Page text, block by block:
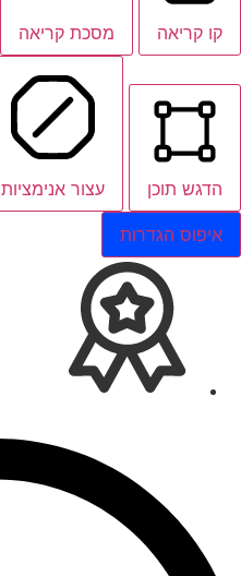
קו קריאה מסכת קריאה
הדגש תוכן עצור אנימציות
איפוס הגדרות